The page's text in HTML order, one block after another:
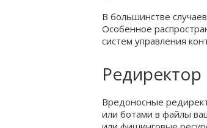
В большинстве
Особенное
систем управления
Редиректор
Вредоносные
или ботами в файлы